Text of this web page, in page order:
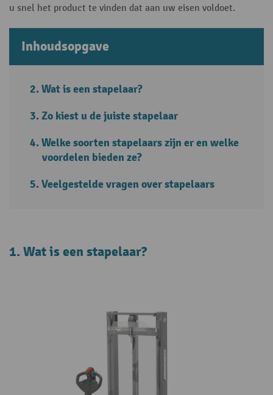
u snel het product te vinden dat aan uw eisen voldoet.
Inhoudsopgave
Wat is een stapelaar?
Zo kiest u de juiste stapelaar
Welke soorten stapelaars zijn er en welke
voordelen bieden ze?
Veelgestelde vragen over stapelaars
1. Wat is een stapelaar?